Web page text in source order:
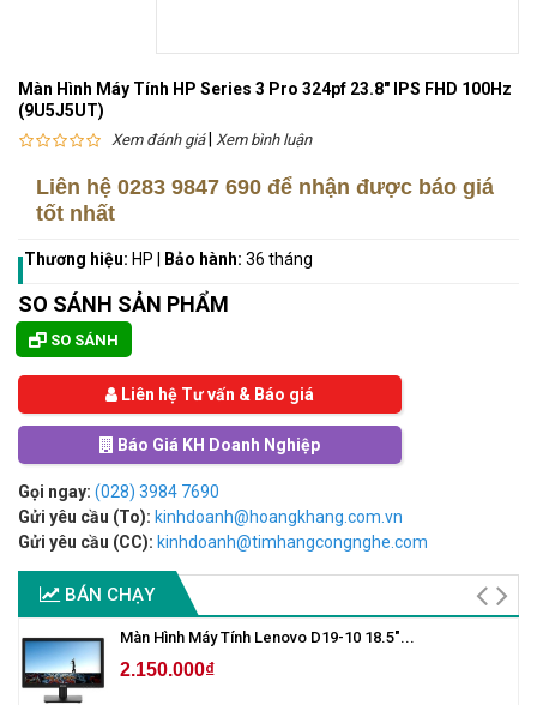
Màn Hình Máy Tính HP Series 3 Pro 324pf 23.8" IPS FHD 100Hz
(9U5J5UT)
Xem đánh giá| Xem bình luận
Liên hệ 0283 9847 690 để nhận được báo giá
tốt nhất
Thương hiệu: HP Bảo hành: 36 tháng
SO SÁNH SẢN PHẨM
SO SÁNH
Liên hệ Tư vấn & Báo giá
Báo Giá KH Doanh Nghiệp
Gọi ngay: (028) 3984 7690
Gửi yêu cầu (To): kinhdoanh@hoangkhang.com.vn
Gửi yêu cầu (CC): kinhdoanh@timhangcongnghe.com
BÁN CHẠY
Màn Hình Máy Tính Lenovo D19-10 18.5"...
2.150.000₫